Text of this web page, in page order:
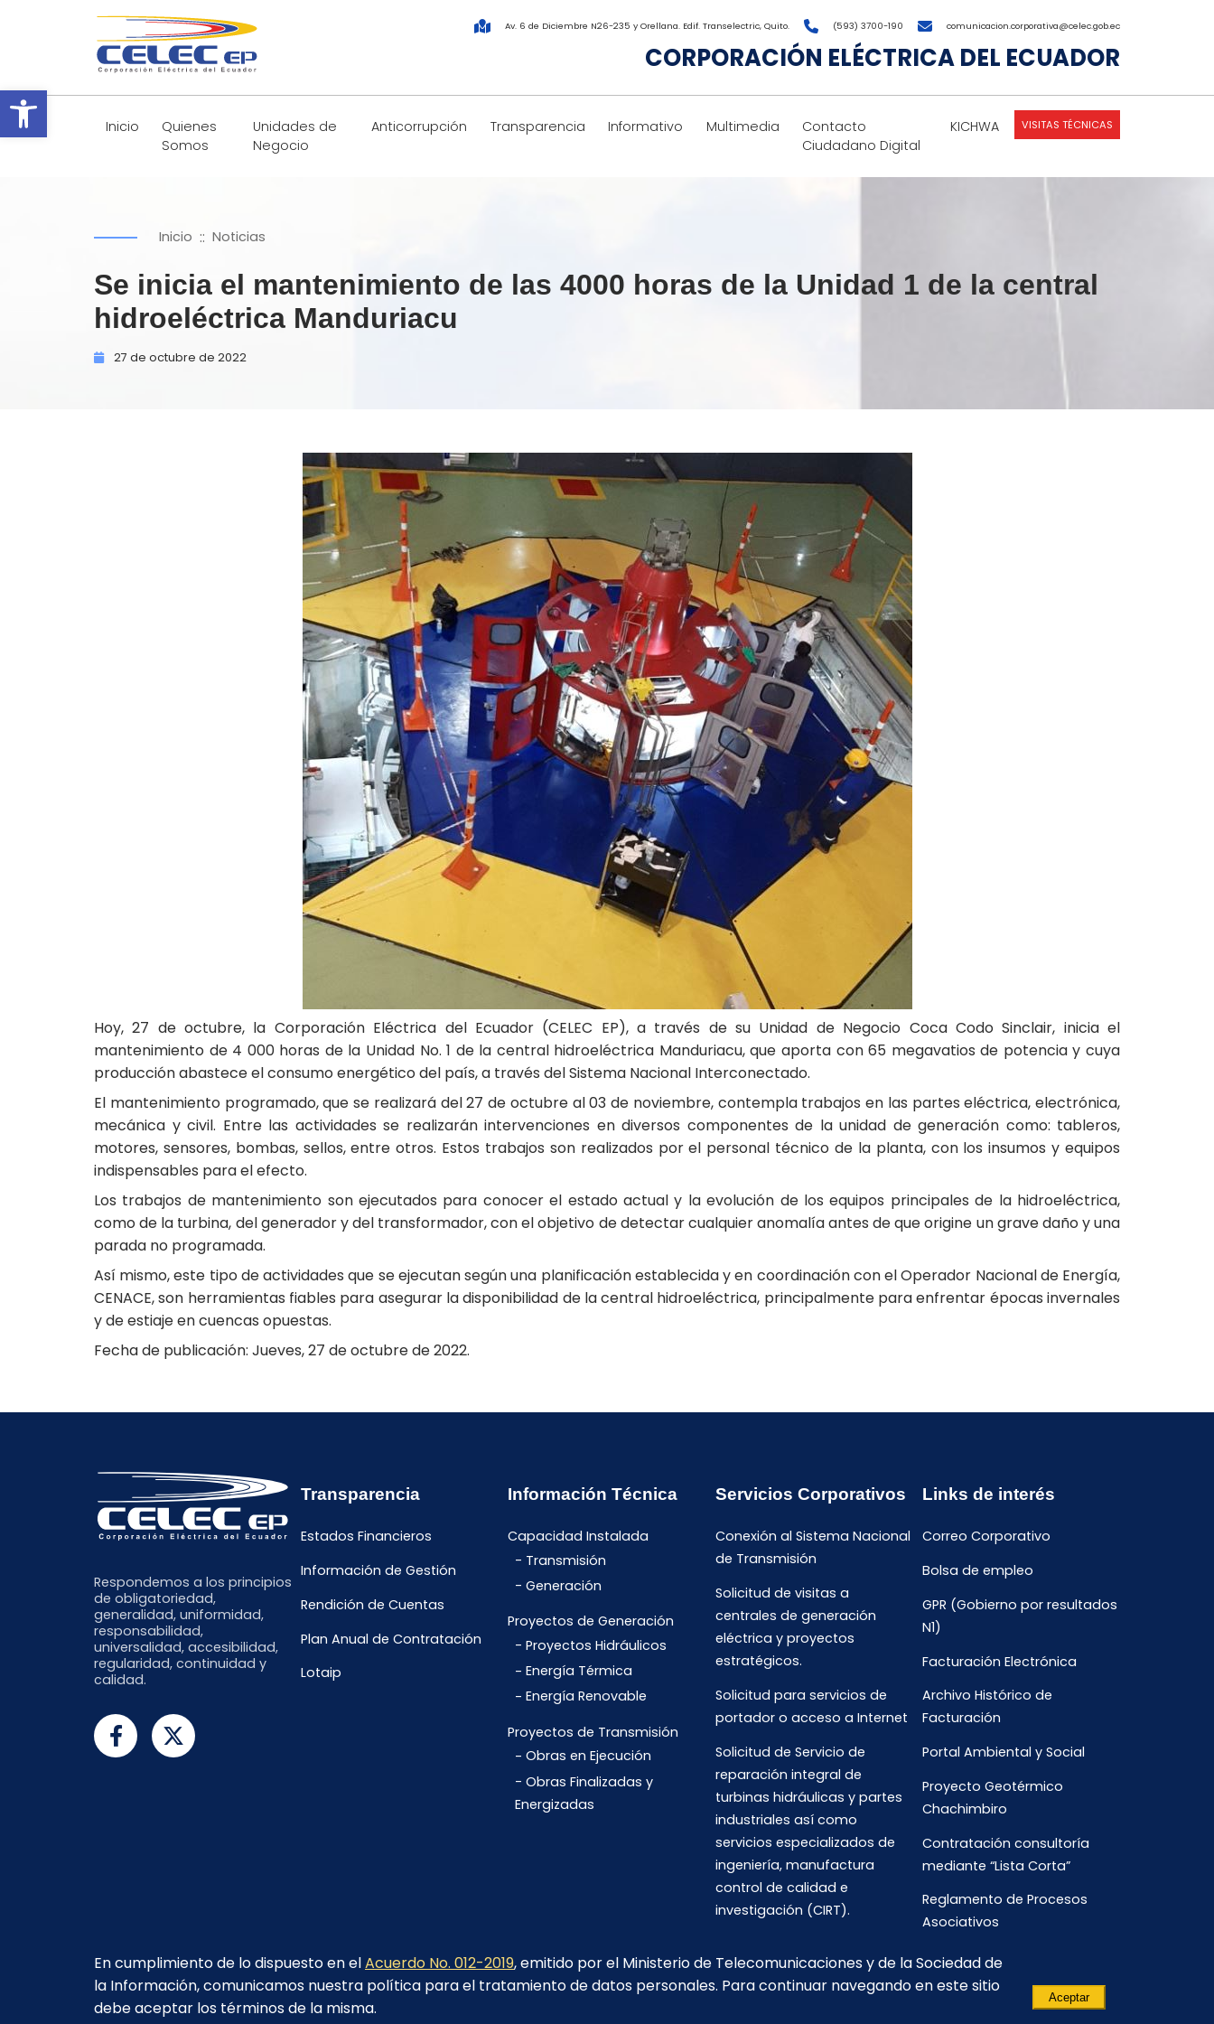
Abrir barra de herramientas
Av. 6 de Diciembre N26-235 y Orellana. Edif. Transelectric, Quito. (593) 3700-190 comunicacion.corporativa@celec.gob.ec
CORPORACIÓN ELÉCTRICA DEL ECUADOR
Inicio
Quienes
Somos
Unidades de
Negocio
Anticorrupción Transparencia Informativo Multimedia
Contacto
Ciudadano Digital
KICHWA VISITAS TÉCNICAS
Inicio :: Noticias
Se inicia el mantenimiento de las 4000 horas de la Unidad 1 de la central
hidroeléctrica Manduriacu
27 de octubre de 2022
Hoy, 27 de octubre, la Corporación Eléctrica del Ecuador (CELEC EP), a través de su Unidad de Negocio Coca Codo Sinclair, inicia el
mantenimiento de 4 000 horas de la Unidad No. 1 de la central hidroeléctrica Manduriacu, que aporta con 65 megavatios de potencia y cuya
producción abastece el consumo energético del país, a través del Sistema Nacional Interconectado.
El mantenimiento programado, que se realizará del 27 de octubre al 03 de noviembre, contempla trabajos en las partes eléctrica, electrónica,
mecánica y civil. Entre las actividades se realizarán intervenciones en diversos componentes de la unidad de generación como: tableros,
motores, sensores, bombas, sellos, entre otros. Estos trabajos son realizados por el personal técnico de la planta, con los insumos y equipos
indispensables para el efecto.
Los trabajos de mantenimiento son ejecutados para conocer el estado actual y la evolución de los equipos principales de la hidroeléctrica,
como de la turbina, del generador y del transformador, con el objetivo de detectar cualquier anomalía antes de que origine un grave daño y una
parada no programada.
Así mismo, este tipo de actividades que se ejecutan según una planificación establecida y en coordinación con el Operador Nacional de Energía,
CENACE, son herramientas fiables para asegurar la disponibilidad de la central hidroeléctrica, principalmente para enfrentar épocas invernales
y de estiaje en cuencas opuestas.
Fecha de publicación: Jueves, 27 de octubre de 2022.
Respondemos a los principios
de obligatoriedad,
generalidad, uniformidad,
responsabilidad,
universalidad, accesibilidad,
regularidad, continuidad y
calidad.
Transparencia
Estados Financieros
Información de Gestión
Rendición de Cuentas
Plan Anual de Contratación
Lotaip
Información Técnica
Capacidad Instalada
Transmisión
Generación
Proyectos de Generación
Proyectos Hidráulicos
Energía Térmica
Energía Renovable
Proyectos de Transmisión
Obras en Ejecución
Obras Finalizadas y
Energizadas
Servicios Corporativos
Conexión al Sistema Nacional
de Transmisión
Solicitud de visitas a
centrales de generación
eléctrica y proyectos
estratégicos.
Solicitud para servicios de
portador o acceso a Internet
Solicitud de Servicio de
reparación integral de
turbinas hidráulicas y partes
industriales así como
servicios especializados de
ingeniería, manufactura
control de calidad e
investigación (CIRT).
Links de interés
Correo Corporativo
Bolsa de empleo
GPR (Gobierno por resultados
N1)
Facturación Electrónica
Archivo Histórico de
Facturación
Portal Ambiental y Social
Proyecto Geotérmico
Chachimbiro
Contratación consultoría
mediante “Lista Corta”
Reglamento de Procesos
Asociativos
© 2023 - CELEC EP - Todos los derechos
comunicacion.corporativa@celec.gob.ec
En cumplimiento de lo dispuesto en elAcuerdo No. 012-2019, emitido por el Ministerio de Telecomunicaciones y de la Sociedad de
la Información, comunicamos nuestra política para el tratamiento de datos personales. Para continuar navegando en este sitio
debe aceptar los términos de la misma.
Aceptar